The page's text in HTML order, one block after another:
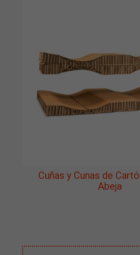
Cuñas y Cunas de
Abeja